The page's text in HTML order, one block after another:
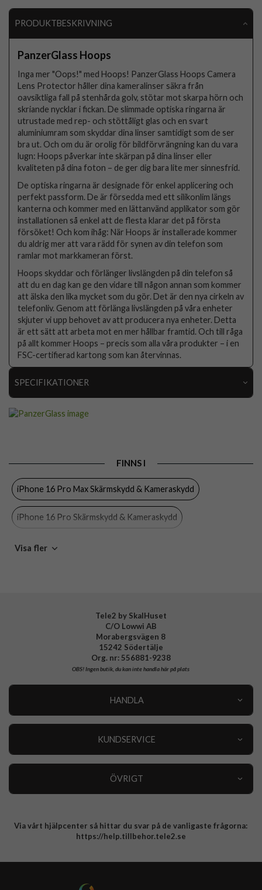
PRODUKTBESKRIVNING
PanzerGlass Hoops
Inga mer "Oops!" med Hoops! PanzerGlass Hoops Camera
Lens Protector håller dina kameralinser säkra från
oavsiktliga fall på stenhårda golv, stötar mot skarpa hörn och
skriande nycklar i fickan. De slimmade optiska ringarna är
utrustade med rep- och stöttåligt glas och en svart
aluminiumram som skyddar dina linser samtidigt som de ser
bra ut. Och om du är orolig för bildförvrängning kan du vara
lugn: Hoops påverkar inte skärpan på dina linser eller
kvaliteten på dina foton – de ger dig bara lite mer sinnesfrid.
De optiska ringarna är designade för enkel applicering och
perfekt passform. De är försedda med ett silikonlim längs
kanterna och kommer med en lättanvänd applikator som gör
installationen så enkel att de flesta klarar det på första
försöket! Och kom ihåg: När Hoops är installerade kommer
du aldrig mer att vara rädd för synen av din telefon som
ramlar mot markkameran först.
Hoops skyddar och förlänger livslängden på din telefon så
att du en dag kan ge den vidare till någon annan som kommer
att älska den lika mycket som du gör. Det är den nya cirkeln av
telefonliv. Genom att förlänga livslängden på våra enheter
skjuter vi upp behovet av att producera nya enheter. Detta
är ett sätt att arbeta mot en mer hållbar framtid. Och till råga
på allt kommer Hoops – precis som alla våra produkter – i en
FSC-certifierad kartong som kan återvinnas.
SPECIFIKATIONER
Färg Genomskinlig
Tillverkarens art nr
FINNS I
iPhone 16 Pro Max Skärmskydd & Kameraskydd
iPhone 16 Pro Skärmskydd & Kameraskydd
iPhone 16 Pro Max
Visa fler
Tele2 by SkalHuset
C/O Lowwi AB
Morabergsvägen 8
15242 Södertälje
Org. nr: 556881-9238
OBS!Ingen butik, du kan inte handla här på plats
HANDLA
KUNDSERVICE
ÖVRIGT
Integritetspolicy
Via vårt hjälpcenter så hittar du svar på de vanligaste frågorna:
https://help.tillbehor.tele2.se